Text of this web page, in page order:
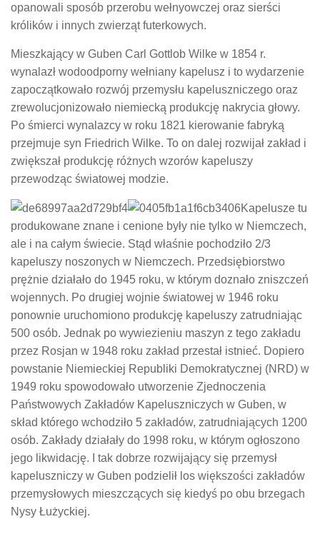
opanowali sposób przerobu wełnyowczej oraz sierści
królików i innych zwierząt futerkowych.
Mieszkający w Guben Carl Gottlob Wilke w 1854 r.
wynalazł wodoodporny wełniany kapelusz i to wydarzenie
zapoczątkowało rozwój przemysłu kapeluszniczego oraz
zrewolucjonizowało niemiecką produkcję nakrycia głowy.
Po śmierci wynalazcy w roku 1821 kierowanie fabryką
przejmuje syn Friedrich Wilke. To on dalej rozwijał zakład i
zwiększał produkcję różnych wzorów kapeluszy
przewodząc światowej modzie.
Kapelusze tu
produkowane znane i cenione były nie tylko w Niemczech,
ale i na całym świecie. Stąd właśnie pochodziło 2/3
kapeluszy noszonych w Niemczech. Przedsiębiorstwo
prężnie działało do 1945 roku, w którym doznało zniszczeń
wojennych. Po drugiej wojnie światowej w 1946 roku
ponownie uruchomiono produkcję kapeluszy zatrudniając
500 osób. Jednak po wywiezieniu maszyn z tego zakładu
przez Rosjan w 1948 roku zakład przestał istnieć. Dopiero
powstanie Niemieckiej Republiki Demokratycznej (NRD) w
1949 roku spowodowało utworzenie Zjednoczenia
Państwowych Zakładów Kapeluszniczych w Guben, w
skład którego wchodziło 5 zakładów, zatrudniających 1200
osób. Zakłady działały do 1998 roku, w którym ogłoszono
jego likwidację. I tak dobrze rozwijający się przemysł
kapeluszniczy w Guben podzielił los większości zakładów
przemysłowych mieszczących się kiedyś po obu brzegach
Nysy Łużyckiej.